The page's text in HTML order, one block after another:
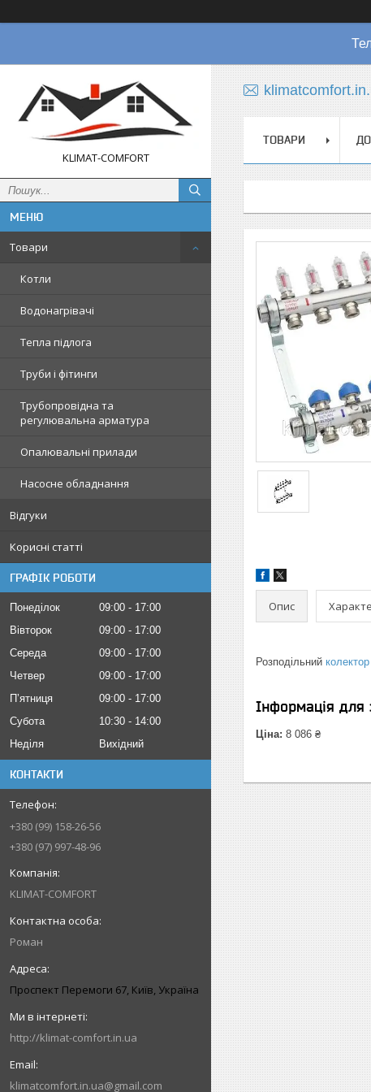
KLIMAT-COMFORT
Товари
Котли
Водонагрівачі
Тепла підлога
Труби і фітинги
Трубопровідна та
регулювальна арматура
Опалювальні прилади
Насосне обладнання
Відгуки
Корисні статті
ГРАФІК РОБОТИ
Понеділок 09:00
17:00
Вівторок
09:00
17:00
Середа
09:00
17:00
Четвер
09:00
17:00
Пʼятниця
09:00
17:00
Субота
10:30
14:00
Неділя
Вихідний
КОНТАКТИ
+380 (99) 158-26-56
+380 (97) 997-48-96
KLIMAT-COMFORT
Роман
Проспект Перемоги 67, Київ, Україна
http://klimat-comfort.in.ua
klimatcomfort.in.ua@gmail.com
ТОВАРИ
Опис
Розподільний
Інформація для
Ціна: 8 086 ₴